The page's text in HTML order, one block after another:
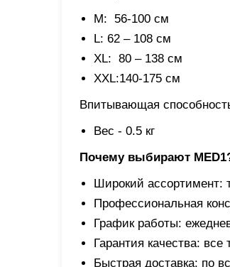
M: 56-100 см
L: 62 – 108 см
XL: 80 – 138 см
XХL:140-175 см
Впитывающая
Вес - 0.5 кг
Почему выбирают
Широкий ассортимент:
Профессиональная
График работы:
Гарантия качества:
Быстрая доставка: по